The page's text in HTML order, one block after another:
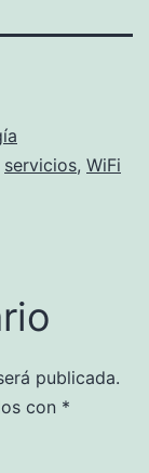
servicios, WiFi
publicada.
con *